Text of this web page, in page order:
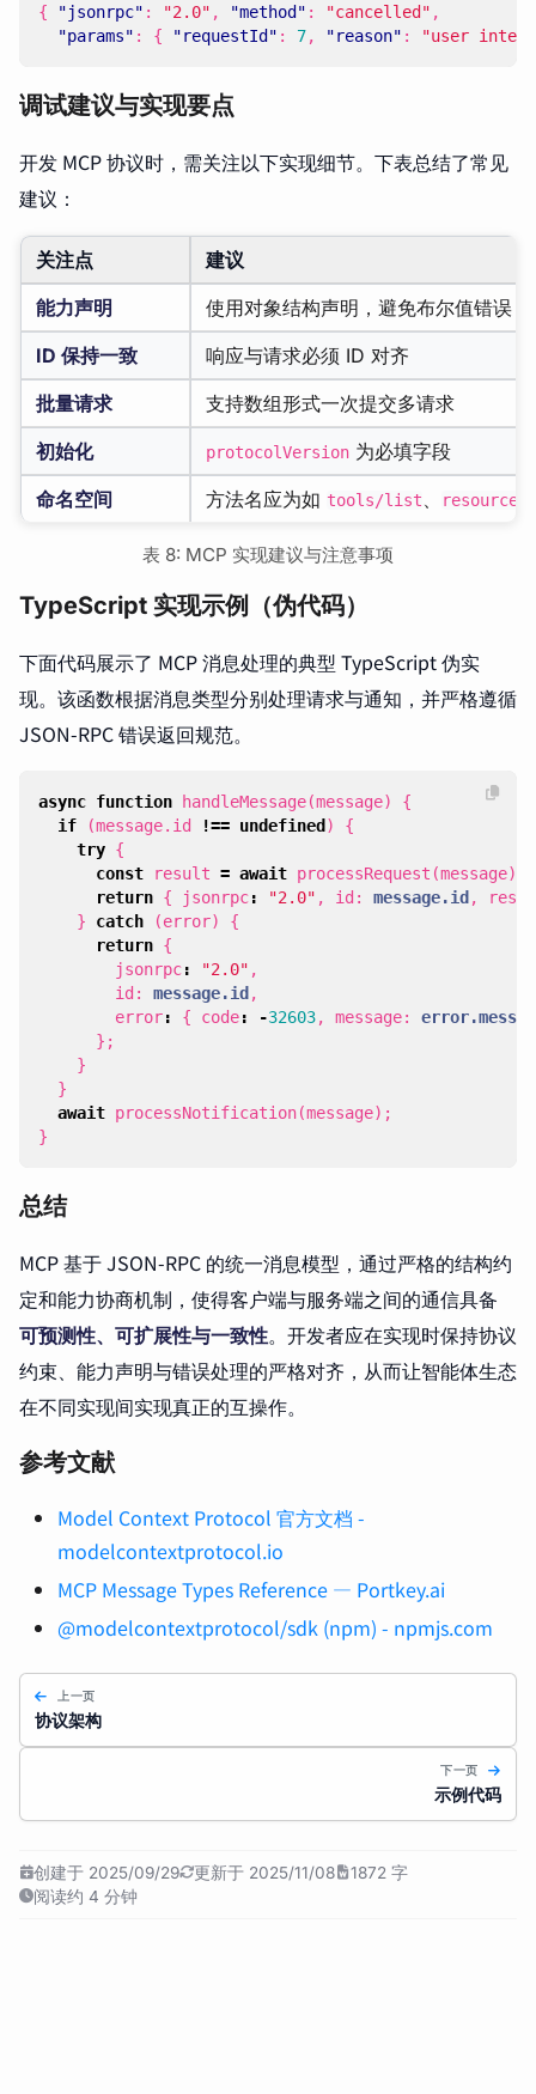
{ "jsonrpc" : "2.0" , "method" : "cancelled" ,
"params" : { "requestId" : 7, "reason" : "user
调试建议与实现要点
开发 MCP 协议时，需关注以下实现细节。下表总结了常见
建议：
关注点
建议
能力声明
使用对象结构声明，避免布尔值错误
ID 保持一致
响应与请求必须 ID 对齐
批量请求
支持数组形式一次提交多请求
初始化
protocolVersion 为必填字段
命名空间
方法名应为如 tools/list
表 8: MCP 实现建议与注意事项
TypeScript 实现示例（伪代码）
下面代码展示了 MCP 消息处理的典型 TypeScript 伪实
现。该函数根据消息类型分别处理请求与通知，并严格遵循
JSON-RPC 错误返回规范。
async function handleMessage(message)
{
if
(message. id !== undefined)
{
try {
const
result = await processRequest (message);
return { jsonrpc: "2.0" , id: message.id,
}
catch (error)
{
return {
jsonrpc: "2.0" ,
id: message.id,
error: { code: -32603, message:
};
}
}
await processNotification(message);
}
总结
MCP 基于 JSON-RPC 的统一消息模型，通过严格的结构约
定和能力协商机制，使得客户端与服务端之间的通信具备
可预测性、可扩展性与一致性。开发者应在实现时保持协议
约束、能力声明与错误处理的严格对齐，从而让智能体生态
在不同实现间实现真正的互操作。
参考文献
Model Context Protocol 官方文档 -
modelcontextprotocol.io
MCP Message Types Reference — Portkey.ai
@modelcontextprotocol/sdk (npm) - npmjs.com
上一页
协议架构
下一页
示例代码
创建于 2025/09/29 更新于 2025/11/08
1872 字
阅读约 4 分钟